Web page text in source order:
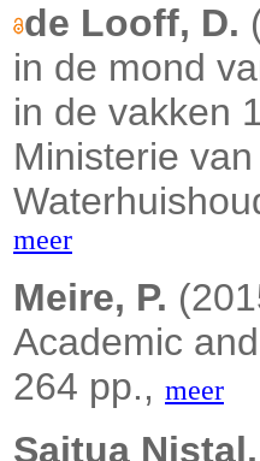
de Looff, D.
in de mond
in de vakken
Ministerie
meer
Meire, P.
Academic
264 pp., meer
Saitua